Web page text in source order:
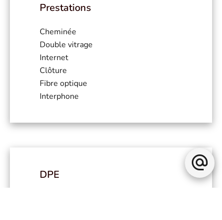
Prestations
Cheminée
Double vitrage
Internet
Clôture
Fibre optique
Interphone
DPE